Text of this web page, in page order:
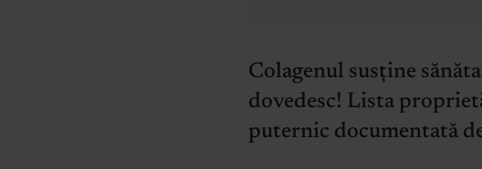
Colagenul susține
dovedesc! Lista
puternic documentată